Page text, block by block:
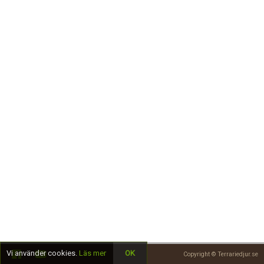
Copyright © Terrariedjur.se
Vi använder cookies. Läs mer OK